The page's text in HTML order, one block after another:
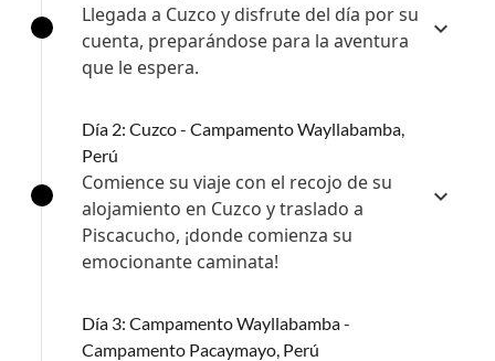
Llegada a Cuzco y disfrute del día por su
cuenta, preparándose para la aventura
que le espera.
Día 2: Cuzco - Campamento Wayllabamba,
Perú
Comience su viaje con el recojo de su
alojamiento en Cuzco y traslado a
Piscacucho, ¡donde comienza su
emocionante caminata!
Día 3: Campamento Wayllabamba -
Campamento Pacaymayo, Perú